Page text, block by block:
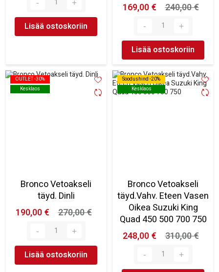
Lisää ostoskoriin
169,00 €
240,00 €
Lisää ostoskoriin
OUTLET -30%
Kesklaos
OUTLET -30%
Kesklaos
Bronco Vetoakseli
täyd. Dinli
190,00 €
270,00 €
Lisää ostoskoriin
Soodushind -20%
Kesklaos
Soodushind -20%
Kesklaos
Bronco Vetoakseli
täyd.Vahv. Eteen Vasen
Oikea Suzuki King
Quad 450 500 700 750
248,00 €
310,00 €